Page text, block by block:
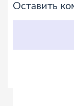
Оставить